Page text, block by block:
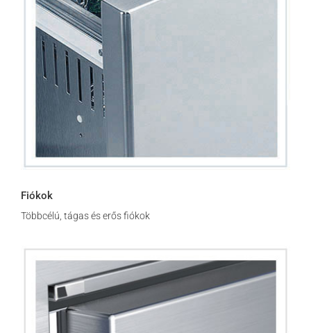
Fiókok
Többcélú, tágas és erős fiókok